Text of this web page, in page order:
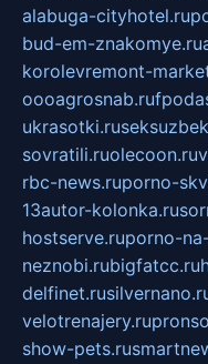
alabuga-cityhotel.ru
bud-em-znakomye.ru
korolevremont-
oooagrosnab.ru
ukrasotki.ru
sovratili.ruolecoon.ru
rbc-news.ruporno-
13autor-kolonka.ru
hostserve.ruporno-
neznobi.rubigfatcc.ru
delfinet.ru
velotrenajery.ru
show-pets.ru